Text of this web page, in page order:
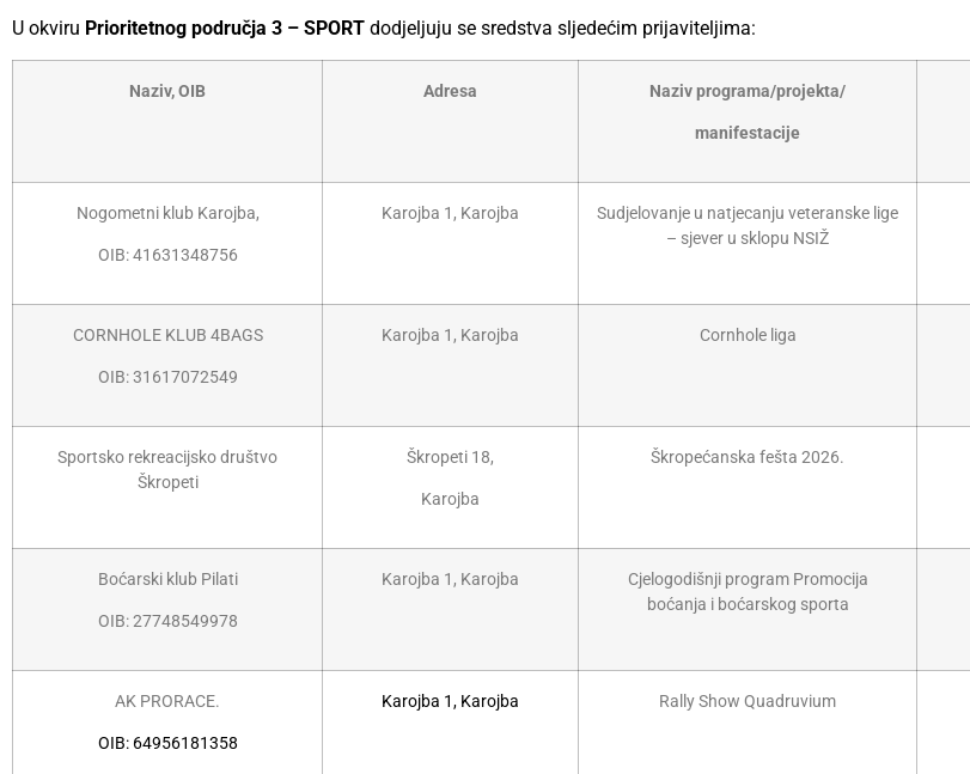
U okviru Prioritetnog područja 3 – SPORT dodjeljuju se sredstva sljedećim prijaviteljima:
Naziv, OIB Adresa Naziv programa/projekta/
manifestacije
Nogometni klub Karojba,
OIB: 41631348756
Karojba 1, Karojba
Sudjelovanje u natjecanju veteranske lige
– sjever u sklopu NSIŽ
CORNHOLE KLUB 4BAGS
OIB: 31617072549
Karojba 1, Karojba Cornhole liga
Sportsko rekreacijsko društvo
Škropeti
Škropeti 18,
Karojba
Škropećanska fešta 2026.
Boćarski klub Pilati
OIB: 27748549978
Karojba 1, Karojba
Cjelogodišnji program Promocija
boćanja i boćarskog sporta
AK PRORACE.
OIB: 64956181358
Karojba 1, Karojba Rally Show Quadruvium